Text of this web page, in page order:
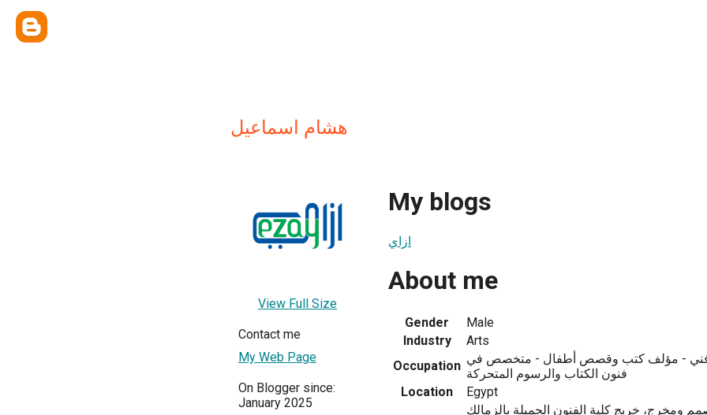
هشام اسماعيل
View Full Size
Contact me
My Web Page
On Blogger since:
January 2025
My blogs
ازاي
About me
Gender
Male
Industry
Arts
Occupation - مؤلف كتب وقصص أطفال - متخصص في
فنون الكتاب والرسوم المتحركة
Location
Egypt
ومخرج، خريج كلية الفنون الجميلة بالزمالك